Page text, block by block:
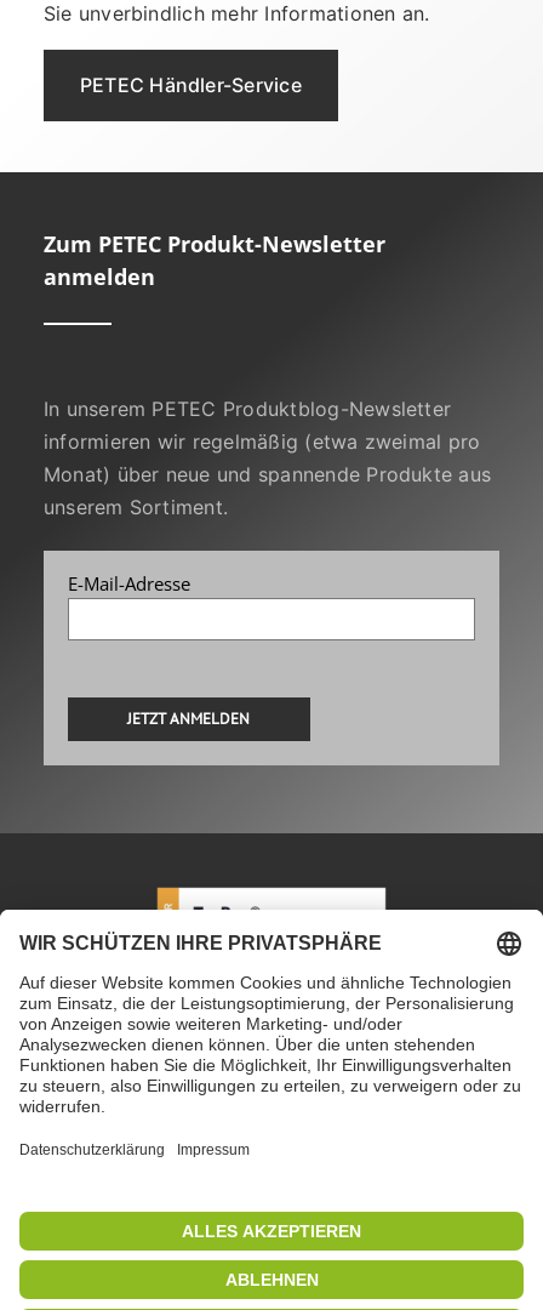
Sie unverbindlich mehr Informationen an.
PETEC Händler-Service
Zum PETEC Produkt-Newsletter
anmelden
In unserem PETEC Produktblog-Newsletter
informieren wir regelmäßig (etwa zweimal pro
Monat) über neue und spannende Produkte aus
unserem Sortiment.
E-Mail-Adresse
PETEC Verbindungstechnik GmbH | Wüstenbuch 26
96132 Schlüsselfeld | Deutschland | +49 9555 80994
0 | info@petec.de
Copyright 2019 | PETEC Verbindungstechnik GmbH